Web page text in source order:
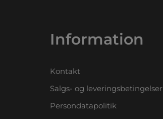
Information
Kontakt
Salgs- og leveringsbetingelser
Persondatapolitik